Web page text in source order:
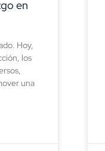
en
Hoy,
los
una